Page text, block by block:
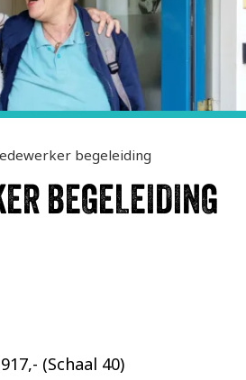
begeleiding
BEGELEIDING
(Schaal 40)